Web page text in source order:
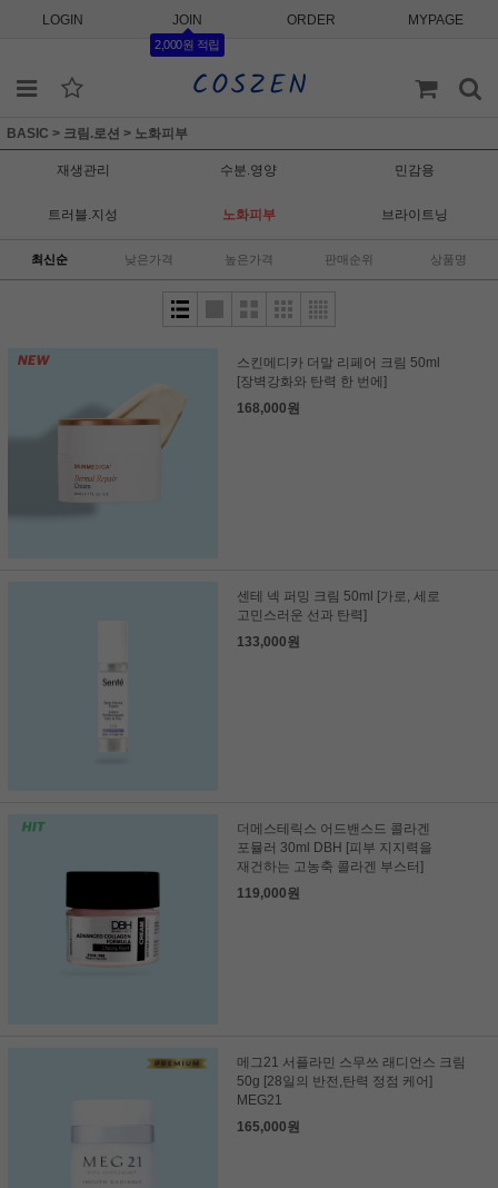
LOGIN JOIN
2,000원 적립
ORDER MYPAGE
BASIC > 크림.로션 > 노화피부
재생관리 수분.영양 민감용
트러블.지성 노화피부 브라이트닝
최신순 낮은가격 높은가격 판매순위 상품명
스킨메디카 더말 리페어 크림 50ml
[장벽강화와 탄력 한 번에]
168,000원
센테 넥 퍼밍 크림 50ml [가로, 세로
고민스러운 선과 탄력]
133,000원
더메스테릭스 어드밴스드 콜라겐
포뮬러 30ml DBH [피부 지지력을
재건하는 고농축 콜라겐 부스터]
119,000원
메그21 서플라민 스무쓰 래디언스 크림
50g [28일의 반전,탄력 정점 케어]
MEG21
165,000원